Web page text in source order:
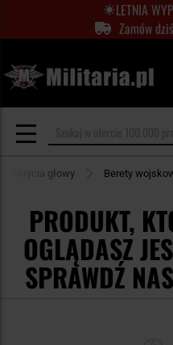
LETNIA
Zamów
Nakrycia głowy Berety
PRODUKT,
OGLĄDASZ
SPRAWDŹ